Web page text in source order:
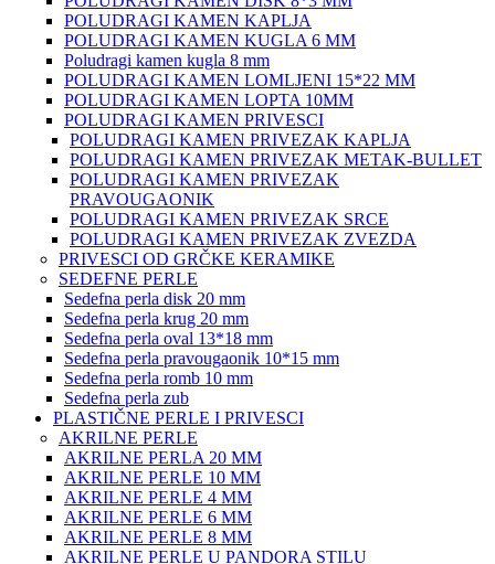
POLUDRAGI KAMEN KAPLJA
POLUDRAGI KAMEN KUGLA 6 MM
Poludragi kamen kugla 8 mm
POLUDRAGI KAMEN LOMLJENI 15*22 MM
POLUDRAGI KAMEN LOPTA 10MM
POLUDRAGI KAMEN PRIVESCI
POLUDRAGI KAMEN PRIVEZAK KAPLJA
POLUDRAGI KAMEN PRIVEZAK METAK-BULLET
POLUDRAGI KAMEN PRIVEZAK
PRAVOUGAONIK
POLUDRAGI KAMEN PRIVEZAK SRCE
POLUDRAGI KAMEN PRIVEZAK ZVEZDA
PRIVESCI OD GRČKE KERAMIKE
SEDEFNE PERLE
Sedefna perla disk 20 mm
Sedefna perla krug 20 mm
Sedefna perla oval 13*18 mm
Sedefna perla pravougaonik 10*15 mm
Sedefna perla romb 10 mm
Sedefna perla zub
PLASTIČNE PERLE I PRIVESCI
AKRILNE PERLE
AKRILNE PERLA 20 MM
AKRILNE PERLE 10 MM
AKRILNE PERLE 4 MM
AKRILNE PERLE 6 MM
AKRILNE PERLE 8 MM
AKRILNE PERLE U PANDORA STILU